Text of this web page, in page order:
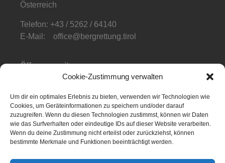
Cookie-Zustimmung verwalten
Um dir ein optimales Erlebnis zu bieten, verwenden wir Technologien wie
Cookies, um Geräteinformationen zu speichern und/oder darauf
zuzugreifen. Wenn du diesen Technologien zustimmst, können wir Daten
wie das Surfverhalten oder eindeutige IDs auf dieser Website verarbeiten.
Wenn du deine Zustimmung nicht erteilst oder zurückziehst, können
bestimmte Merkmale und Funktionen beeinträchtigt werden.
Österreich
Telefon: +43 / 5262 / 64140
E-Mail: office@bergrettung.tirol
Öffnungszeiten:
Mo-Do: 08:00-17:00
Telefonzeiten:
Mo-Fr: 08:00-12:00